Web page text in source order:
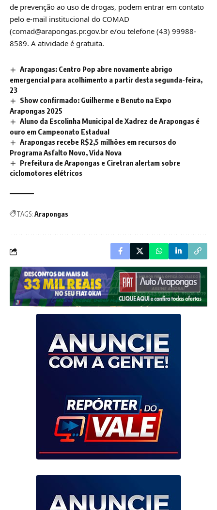
de prevenção ao uso de drogas, podem entrar em contato
pelo e-mail institucional do COMAD
(comad@arapongas.pr.gov.br e/ou telefone (43) 99988-
8589. A atividade é gratuita.
Arapongas: Centro Pop abre novamente abrigo
emergencial para acolhimento a partir desta segunda-feira,
23
Show confirmado: Guilherme e Benuto na Expo
Arapongas 2025
Aluno da Escolinha Municipal de Xadrez de Arapongas é
ouro em Campeonato Estadual
Arapongas recebe R$2,5 milhões em recursos do
Programa Asfalto Novo, Vida Nova
Prefeitura de Arapongas e Ciretran alertam sobre
ciclomotores elétricos
TAGS: Arapongas